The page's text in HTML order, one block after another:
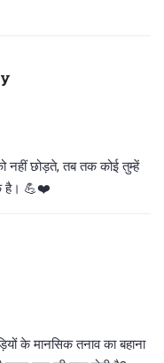
छोड़ते, तब तक कोई तुम्हें
है। 💪❤️
के मानसिक तनाव का बहाना